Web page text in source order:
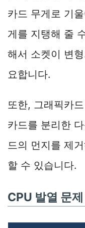
카드 무게로 기
게를 지탱해 줄
해서 소켓이 변
요합니다.
또한, 그래픽카
카드를 분리한
드의 먼지를 제
할 수 있습니다.
CPU 발열 문